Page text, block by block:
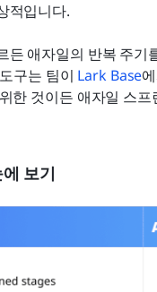
적입니다.
든 애자일의 반복 주
구는 팀이 Lark Base
한 것이든 애자일 스
보기